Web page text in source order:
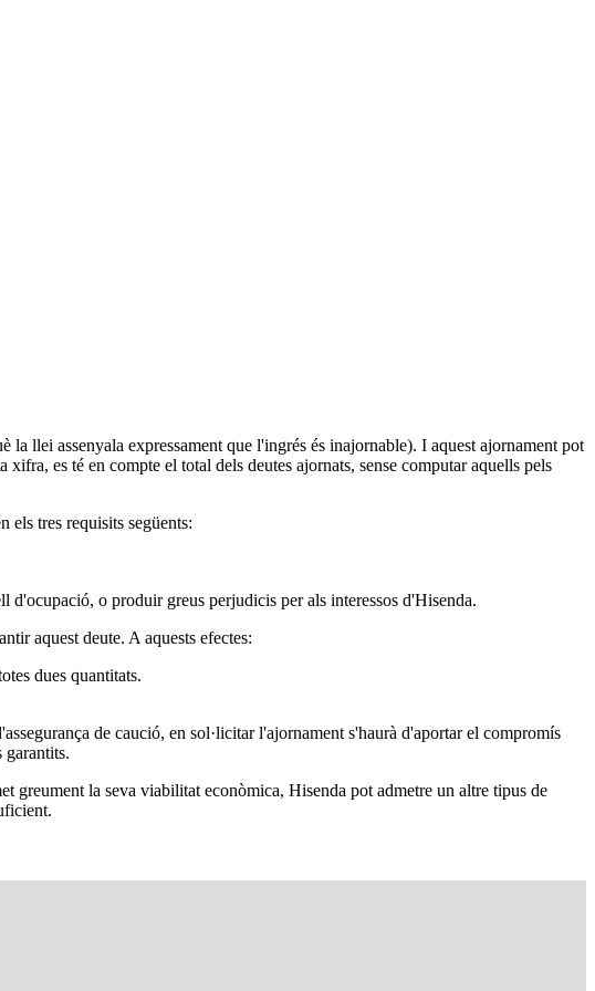
llei assenyala expressament que l'ingrés és inajornable). I aquest ajornament pot
es té en compte el total dels deutes ajornats, sense computar aquells pels
els tres requisits següents:
o produir greus perjudicis per als interessos d'Hisenda.
aquest deute. A aquests efectes:
dues quantitats.
de caució, en sol·licitar l'ajornament s'haurà d'aportar el compromís
garantits.
greument la seva viabilitat econòmica, Hisenda pot admetre un altre tipus de